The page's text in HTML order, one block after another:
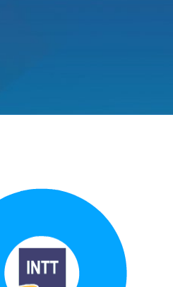
del INTT Homologación